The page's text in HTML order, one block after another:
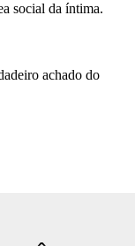
social da íntima.
achado do